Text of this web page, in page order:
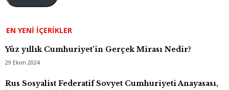
EN YENI İÇERIKLER
Yüz yıllık Cumhuriyet’in Gerçek Mirası Nedir?
29 Ekim 2024
Rus Sosyalist Federatif Sovyet Cumhuriyeti Anayasası,